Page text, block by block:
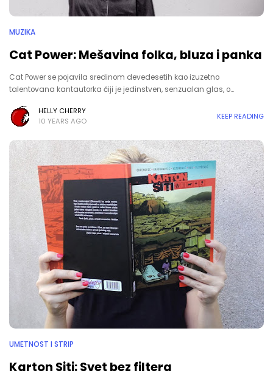
MUZIKA
Cat Power: Mešavina folka, bluza i panka
Cat Power se pojavila sredinom devedesetih kao izuzetno
talentovana kantautorka čiji je jedinstven, senzualan glas, o…
HELLY CHERRY
10 YEARS AGO
KEEP READING
UMETNOST I STRIP
Karton Siti: Svet bez filtera